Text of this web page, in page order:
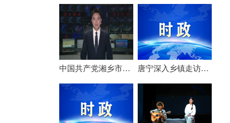
中国共产党湘乡市第九次代表大会胜利闭幕 唐宁深入乡镇走访调研